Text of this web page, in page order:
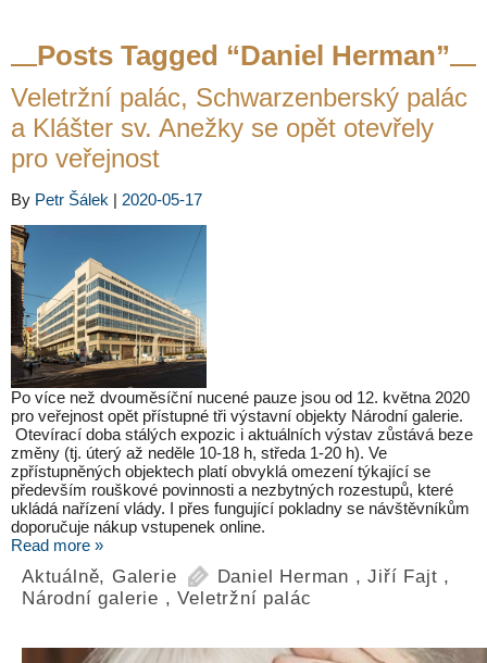
Posts Tagged “Daniel Herman”
Veletržní palác, Schwarzenberský palác
a Klášter sv. Anežky se opět otevřely
pro veřejnost
By Petr Šálek | 2020-05-17
Po více než dvouměsíční nucené pauze jsou od 12. května 2020
pro veřejnost opět přístupné tři výstavní objekty Národní galerie.
Otevírací doba stálých expozic i aktuálních výstav zůstává beze
změny (tj. úterý až neděle 10-18 h, středa 1-20 h). Ve
zpřístupněných objektech platí obvyklá omezení týkající se
především rouškové povinnosti a nezbytných rozestupů, které
ukládá nařízení vlády. I přes fungující pokladny se návštěvníkům
doporučuje nákup vstupenek online.
Read more »
Aktuálně, Galerie Daniel Herman ,Jiří Fajt ,
Národní galerie ,Veletržní palác